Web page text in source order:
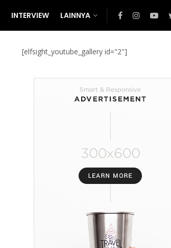
INTERVIEW LAINNYA
[elfsight_youtube_gallery id="2"]